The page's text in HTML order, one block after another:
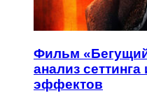
Фильм
анализ
эффектов